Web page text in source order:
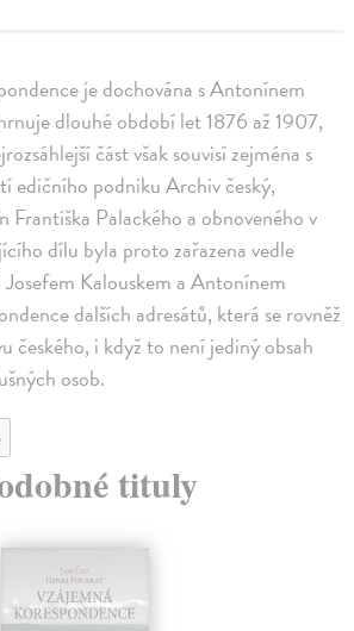
je dochována s Antonínem
dlouhé období let 1876 až 1907,
část však souvisí zejména s
edičního podniku Archiv český,
Františka Palackého a obnoveného v
dílu byla proto zařazena vedle
Kalouskem a Antonínem
dalších adresátů, která se rovněž
českého, i když to není jediný obsah
osob.
tituly